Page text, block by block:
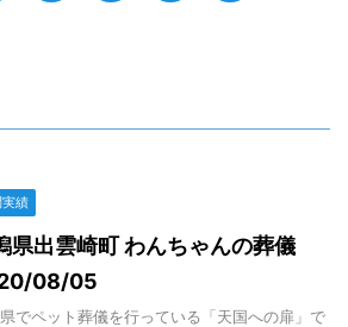
績
県出雲崎町 わんちゃんの葬儀
08/05
でペット葬儀を行っている「天国への扉」で